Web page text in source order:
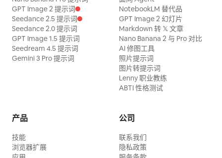
GPT Image 2 提示词
Seedance 2.5 提示词
Seedance 2.0 提示词
GPT Image 1.5 提示词
Seedream 4.5 提示词
Gemini 3 Pro 提示词
NotebookLM 替代品
GPT Image 2 幻灯片
Markdown 转 𝕏 文章
Nano Banana 2 与 Pro 对比
AI 修图工具
照片提示词
图片转提示词
Lenny 职业教练
ABTI 性格测试
产品
技能
浏览器扩展
公司
联系我们
隐私政策